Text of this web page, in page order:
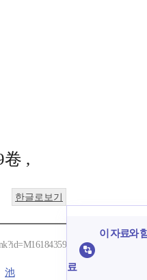
,
한글로보기
池
이 자료와
료